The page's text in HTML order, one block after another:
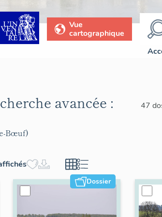
Vue
cartographique
avancée : 47
Bœuf)
Dossier